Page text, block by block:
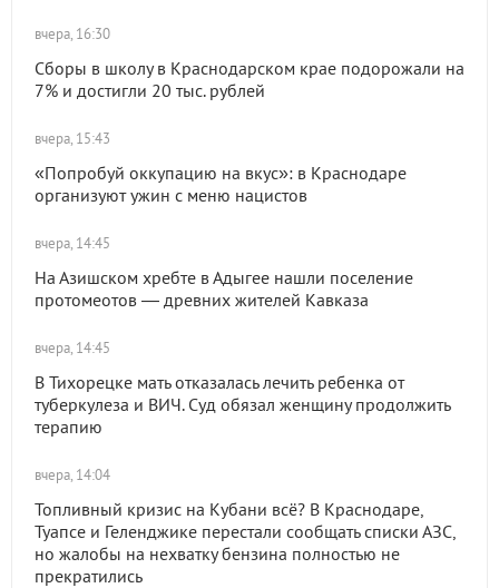
вчера, 16:30
Сборы в школу в Краснодарском крае подорожали на
7% и достигли 20 тыс. рублей
вчера, 15:43
«Попробуй оккупацию на вкус»: в Краснодаре
организуют ужин с меню нацистов
вчера, 14:45
На Азишском хребте в Адыгее нашли поселение
протомеотов — древних жителей Кавказа
вчера, 14:45
В Тихорецке мать отказалась лечить ребенка от
туберкулеза и ВИЧ. Суд обязал женщину продолжить
терапию
вчера, 14:04
Топливный кризис на Кубани всё? В Краснодаре,
Туапсе и Геленджике перестали сообщать списки АЗС,
но жалобы на нехватку бензина полностью не
прекратились